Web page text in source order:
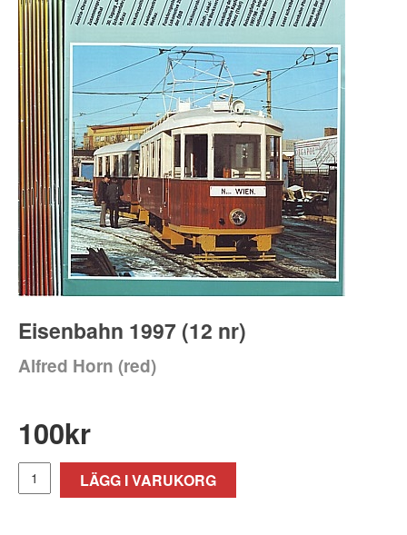
Eisenbahn 1997 (12 nr)
Alfred Horn (red)
100kr
LÄGG I VARUKORG